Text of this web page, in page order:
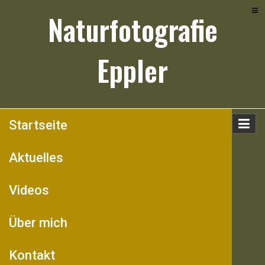
Naturfotografie
Eppler
Startseite
Aktuelles
Videos
Über mich
Kontakt